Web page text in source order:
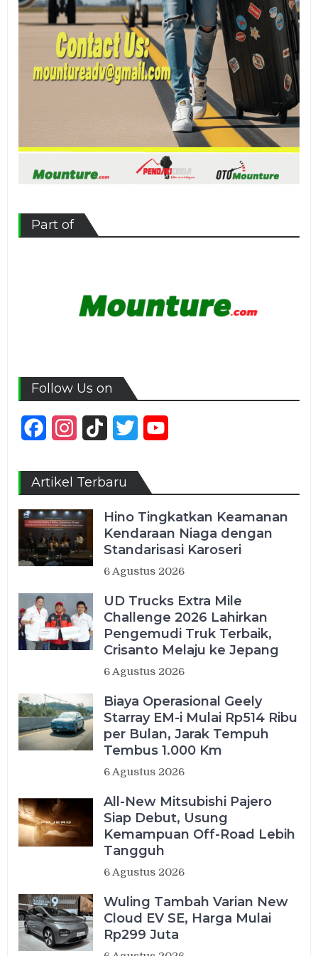
Part of
Follow Us on
FacebookInstagram
TikTok Twitter
Artikel Terbaru
Hino Tingkatkan Keamanan
Kendaraan Niaga dengan
Standarisasi Karoseri
6 Agustus 2026
UD Trucks Extra Mile
Challenge 2026 Lahirkan
Pengemudi Truk Terbaik,
Crisanto Melaju ke Jepang
6 Agustus 2026
Biaya Operasional Geely
Starray EM-i Mulai Rp514 Ribu
per Bulan, Jarak Tempuh
Tembus 1.000 Km
6 Agustus 2026
All-New Mitsubishi Pajero
Siap Debut, Usung
Kemampuan Off-Road Lebih
Tangguh
6 Agustus 2026
Wuling Tambah Varian New
Cloud EV SE, Harga Mulai
Rp299 Juta